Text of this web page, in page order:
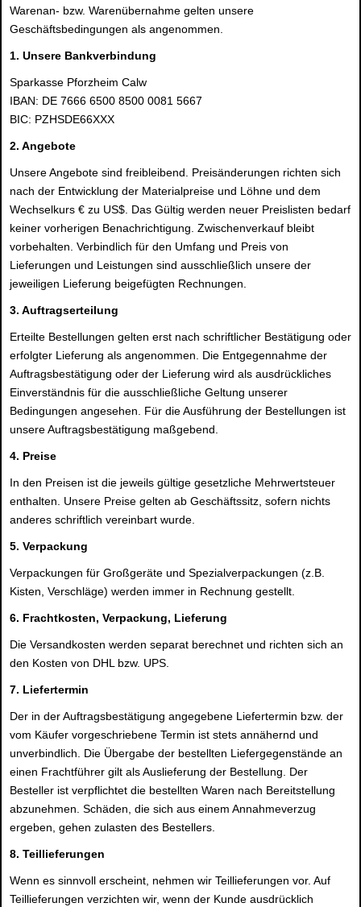
Warenan- bzw. Warenübernahme gelten unsere
Geschäftsbedingungen als angenommen.
1. Unsere Bankverbindung
Sparkasse Pforzheim Calw
IBAN: DE 7666 6500 8500 0081 5667
BIC: PZHSDE66XXX
2. Angebote
Unsere Angebote sind freibleibend. Preisänderungen richten sich
nach der Entwicklung der Materialpreise und Löhne und dem
Wechselkurs € zu US$. Das Gültig werden neuer Preislisten bedarf
keiner vorherigen Benachrichtigung. Zwischenverkauf bleibt
vorbehalten. Verbindlich für den Umfang und Preis von
Lieferungen und Leistungen sind ausschließlich unsere der
jeweiligen Lieferung beigefügten Rechnungen.
3. Auftragserteilung
Erteilte Bestellungen gelten erst nach schriftlicher Bestätigung oder
erfolgter Lieferung als angenommen. Die Entgegennahme der
Auftragsbestätigung oder der Lieferung wird als ausdrückliches
Einverständnis für die ausschließliche Geltung unserer
Bedingungen angesehen. Für die Ausführung der Bestellungen ist
unsere Auftragsbestätigung maßgebend.
4. Preise
In den Preisen ist die jeweils gültige gesetzliche Mehrwertsteuer
enthalten. Unsere Preise gelten ab Geschäftssitz, sofern nichts
anderes schriftlich vereinbart wurde.
5. Verpackung
Verpackungen für Großgeräte und Spezialverpackungen (z.B.
Kisten, Verschläge) werden immer in Rechnung gestellt.
6. Frachtkosten, Verpackung, Lieferung
Die Versandkosten werden separat berechnet und richten sich an
den Kosten von DHL bzw. UPS.
7. Liefertermin
Der in der Auftragsbestätigung angegebene Liefertermin bzw. der
vom Käufer vorgeschriebene Termin ist stets annähernd und
unverbindlich. Die Übergabe der bestellten Liefergegenstände an
einen Frachtführer gilt als Auslieferung der Bestellung. Der
Besteller ist verpflichtet die bestellten Waren nach Bereitstellung
abzunehmen. Schäden, die sich aus einem Annahmeverzug
ergeben, gehen zulasten des Bestellers.
8. Teillieferungen
Wenn es sinnvoll erscheint, nehmen wir Teillieferungen vor. Auf
Teillieferungen verzichten wir, wenn der Kunde ausdrücklich